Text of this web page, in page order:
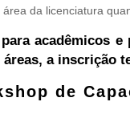
da licenciatura
acadêmicos e
a inscrição
de